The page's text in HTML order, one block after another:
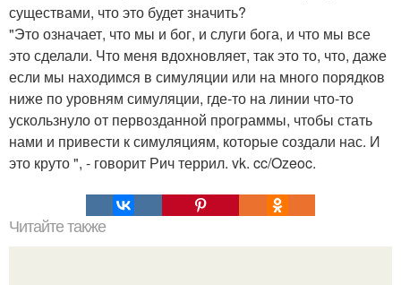
существами, что это будет значить?
"Это означает, что мы и бог, и слуги бога, и что мы все
это сделали. Что меня вдохновляет, так это то, что, даже
если мы находимся в симуляции или на много порядков
ниже по уровням симуляции, где-то на линии что-то
ускользнуло от первозданной программы, чтобы стать
нами и привести к симуляциям, которые создали нас. И
это круто ", - говорит Рич террил. vk. cc/Ozeoc.
Читайте также